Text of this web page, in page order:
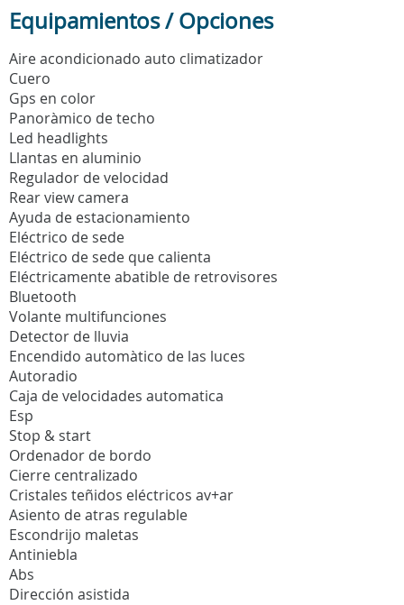
Equipamientos / Opciones
Aire acondicionado auto climatizador
Cuero
Gps en color
Panoràmico de techo
Led headlights
Llantas en aluminio
Regulador de velocidad
Rear view camera
Ayuda de estacionamiento
Eléctrico de sede
Eléctrico de sede que calienta
Eléctricamente abatible de retrovisores
Bluetooth
Volante multifunciones
Detector de lluvia
Encendido automàtico de las luces
Autoradio
Caja de velocidades automatica
Esp
Stop & start
Ordenador de bordo
Cierre centralizado
Cristales teñidos eléctricos av+ar
Asiento de atras regulable
Escondrijo maletas
Antiniebla
Abs
Dirección asistida